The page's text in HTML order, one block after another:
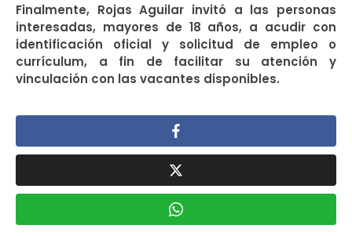
Finalmente, Rojas Aguilar invitó a las personas
interesadas, mayores de 18 años, a acudir con
identificación oficial y solicitud de empleo o
currículum, a fin de facilitar su atención y
vinculación con las vacantes disponibles.